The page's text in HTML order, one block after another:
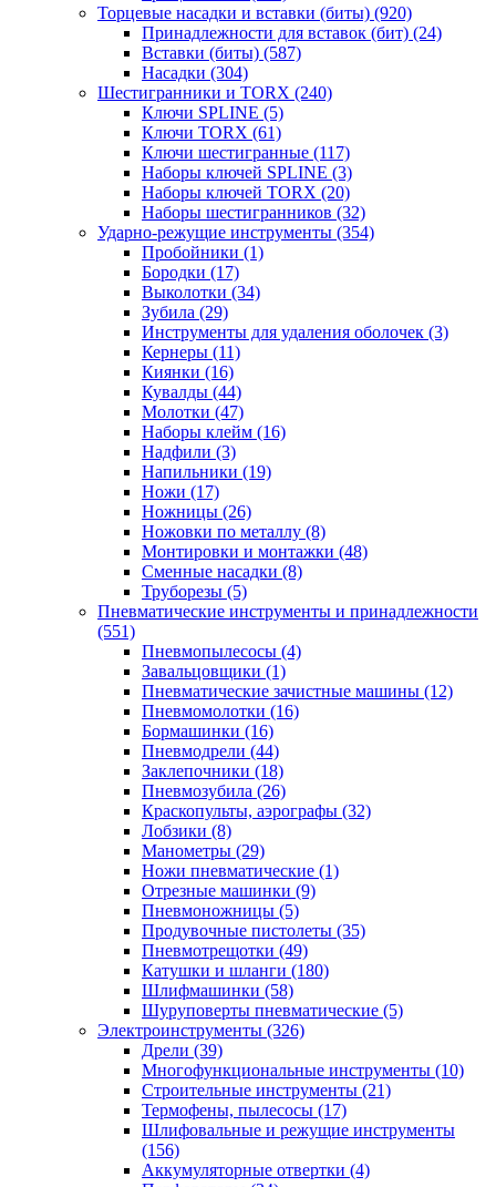
Торцевые насадки и вставки (биты) (920)
Принадлежности для вставок (бит) (24)
Вставки (биты) (587)
Насадки (304)
Шестигранники и TORX (240)
Ключи SPLINE (5)
Ключи TORX (61)
Ключи шестигранные (117)
Наборы ключей SPLINE (3)
Наборы ключей TORX (20)
Наборы шестигранников (32)
Ударно-режущие инструменты (354)
Пробойники (1)
Бородки (17)
Выколотки (34)
Зубила (29)
Инструменты для удаления оболочек (3)
Кернеры (11)
Киянки (16)
Кувалды (44)
Молотки (47)
Наборы клейм (16)
Надфили (3)
Напильники (19)
Ножи (17)
Ножницы (26)
Ножовки по металлу (8)
Монтировки и монтажки (48)
Сменные насадки (8)
Труборезы (5)
Пневматические инструменты и принадлежности
(551)
Пневмопылесосы (4)
Завальцовщики (1)
Пневматические зачистные машины (12)
Пневмомолотки (16)
Бормашинки (16)
Пневмодрели (44)
Заклепочники (18)
Пневмозубила (26)
Краскопульты, аэрографы (32)
Лобзики (8)
Манометры (29)
Ножи пневматические (1)
Отрезные машинки (9)
Пневмоножницы (5)
Продувочные пистолеты (35)
Пневмотрещотки (49)
Катушки и шланги (180)
Шлифмашинки (58)
Шуруповерты пневматические (5)
Электроинструменты (326)
Дрели (39)
Многофункциональные инструменты (10)
Строительные инструменты (21)
Термофены, пылесосы (17)
Шлифовальные и режущие инструменты
(156)
Аккумуляторные отвертки (4)